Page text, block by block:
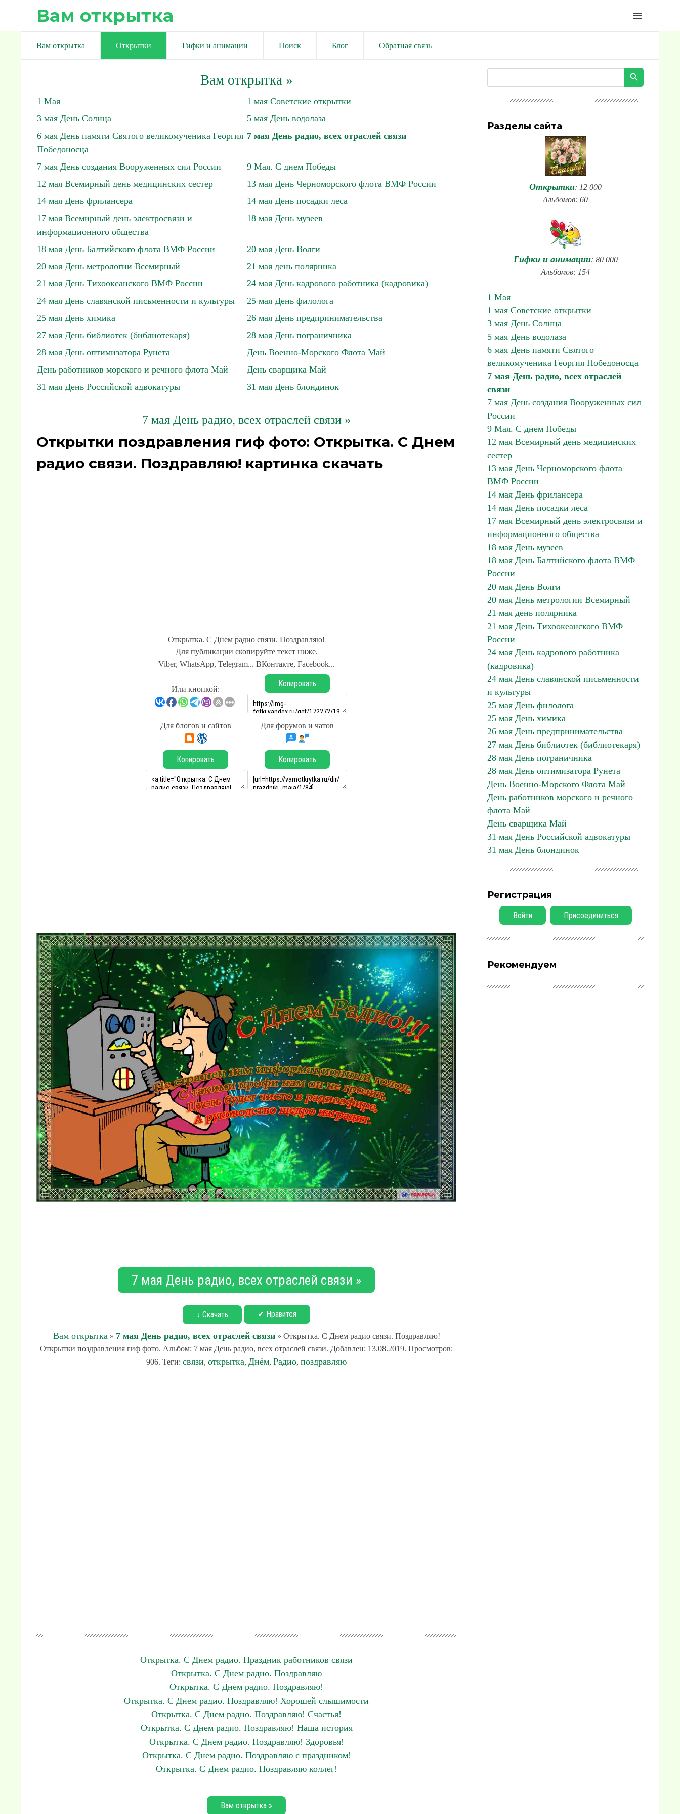
Вам открытка menu
Вам открытка Открытки Гифки и анимации Поиск Блог Обратная связь
Вам открытка»
1 Мая
1 мая Советские открытки
3 мая День Солнца
5 мая День водолаза
6 мая День памяти Святого великомученика Георгия
Победоносца
7 мая День радио, всех отраслей связи
7 мая День создания Вооруженных сил России
9 Мая. С днем Победы
12 мая Всемирный день медицинских сестер
13 мая День Черноморского флота ВМФ России
14 мая День фрилансера
14 мая День посадки леса
17 мая Всемирный день электросвязи и
информационного общества
18 мая День музеев
18 мая День Балтийского флота ВМФ России
20 мая День Волги
20 мая День метрологии Всемирный
21 мая день полярника
21 мая День Тихоокеанского ВМФ России
24 мая День кадрового работника (кадровика)
24 мая День славянской письменности и культуры
25 мая День филолога
25 мая День химика
26 мая День предпринимательства
27 мая День библиотек (библиотекаря)
28 мая День пограничника
28 мая День оптимизатора Рунета
День Военно-Морского Флота Май
День работников морского и речного флота Май
День сварщика Май
31 мая День Российской адвокатуры
31 мая День блондинок
7 мая День радио, всех отраслей связи »
Открытки поздравления гиф фото: Открытка. С Днем
радио связи. Поздравляю! картинка скачать
Открытка. С Днем радио связи. Поздравляю!
Для публикации скопируйте текст ниже.
Viber, WhatsApp, Telegram... ВКонтакте, Facebook...
Или кнопкой:
Копировать
Для блогов и сайтов Для форумов и чатов
Копировать Копировать
7 мая День радио, всех отраслей связи »
↓ Скачать ✔ Нравится
Вам открытка » 7 мая День радио, всех отраслей связи» Открытка. С Днем радио связи. Поздравляю!
Открытки поздравления гиф фото. Альбом: 7 мая День радио, всех отраслей связи. Добавлен: 13.08.2019. Просмотров:
906. Теги: связи, открытка, Днём, Радио, поздравляю
Открытка. С Днем радио. Праздник работников связи
Открытка. С Днем радио. Поздравляю
Открытка. С Днем радио. Поздравляю!
Открытка. С Днем радио. Поздравляю! Хорошей слышимости
Открытка. С Днем радио. Поздравляю! Счастья!
Открытка. С Днем радио. Поздравляю! Наша история
Открытка. С Днем радио. Поздравляю! Здоровья!
Открытка. С Днем радио. Поздравляю с праздником!
Открытка. С Днем радио. Поздравляю коллег!
Вам открытка »
Разделы сайта
Открытки: 12 000
Альбомов: 60
Гифки и анимации: 80 000
Альбомов: 154
1 Мая
1 мая Советские открытки
3 мая День Солнца
5 мая День водолаза
6 мая День памяти Святого
великомученика Георгия Победоносца
7 мая День радио, всех отраслей
связи
7 мая День создания Вооруженных сил
России
9 Мая. С днем Победы
12 мая Всемирный день медицинских
сестер
13 мая День Черноморского флота
ВМФ России
14 мая День фрилансера
14 мая День посадки леса
17 мая Всемирный день электросвязи и
информационного общества
18 мая День музеев
18 мая День Балтийского флота ВМФ
России
20 мая День Волги
20 мая День метрологии Всемирный
21 мая день полярника
21 мая День Тихоокеанского ВМФ
России
24 мая День кадрового работника
(кадровика)
24 мая День славянской письменности
и культуры
25 мая День филолога
25 мая День химика
26 мая День предпринимательства
27 мая День библиотек (библиотекаря)
28 мая День пограничника
28 мая День оптимизатора Рунета
День Военно-Морского Флота Май
День работников морского и речного
флота Май
День сварщика Май
31 мая День Российской адвокатуры
31 мая День блондинок
Регистрация
Войти Присоединиться
Рекомендуем